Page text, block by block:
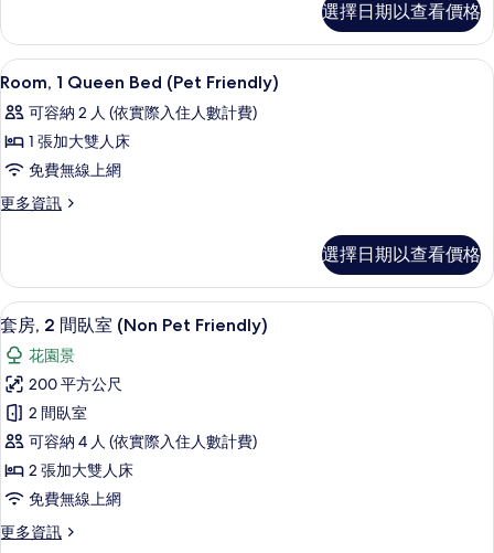
室
(Not
Pet
Friendly)
的
所
相
公
寓,
3
臥
室
Pet
Friendly)
的
選擇日期以查看價格
顯
示
Room,
1
Queen
Bed
的
所
有
相
片
書桌、筆電工作空間、免費無線上網、
8
Room, 1 Queen Bed (Pet Friendly)
可容納 2 人 (依實際入住人數計費)
1 張加大雙人床
免費無線上網
更多資訊
更
Queen
Bed
(Pet
Friendly)
的
詳
情
選擇日期以查看價格
顯
示
套
房,
2
間
臥
室
(Non
套房, 2 間臥室 (Non Pet Friendly) |
17
套房, 2 間臥室 (Non Pet Friendly)
花園景
200 平方公尺
2 間臥室
可容納 4 人 (依實際入住人數計費)
2 張加大雙人床
免費無線上網
更多資訊
更